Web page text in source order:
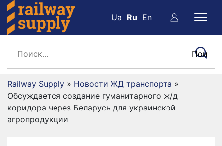
Ua Ru En
Railway Supply » Новости ЖД транспорта »
Обсуждается создание гуманитарного ж/д
коридора через Беларусь для украинской
агропродукции